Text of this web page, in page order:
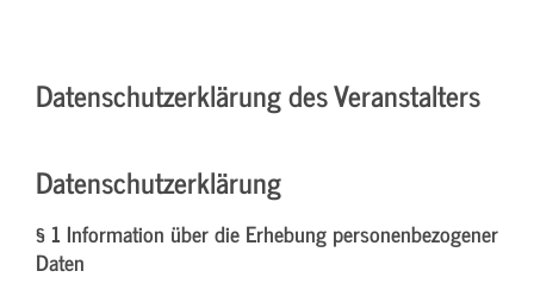
Datenschutzerklärung des Veranstalters
Datenschutzerklärung
§ 1 Information über die Erhebung personenbezogener
Daten